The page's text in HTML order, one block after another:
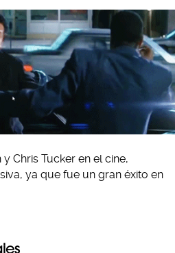
Chris Tucker en el cine,
ya que fue un gran éxito en